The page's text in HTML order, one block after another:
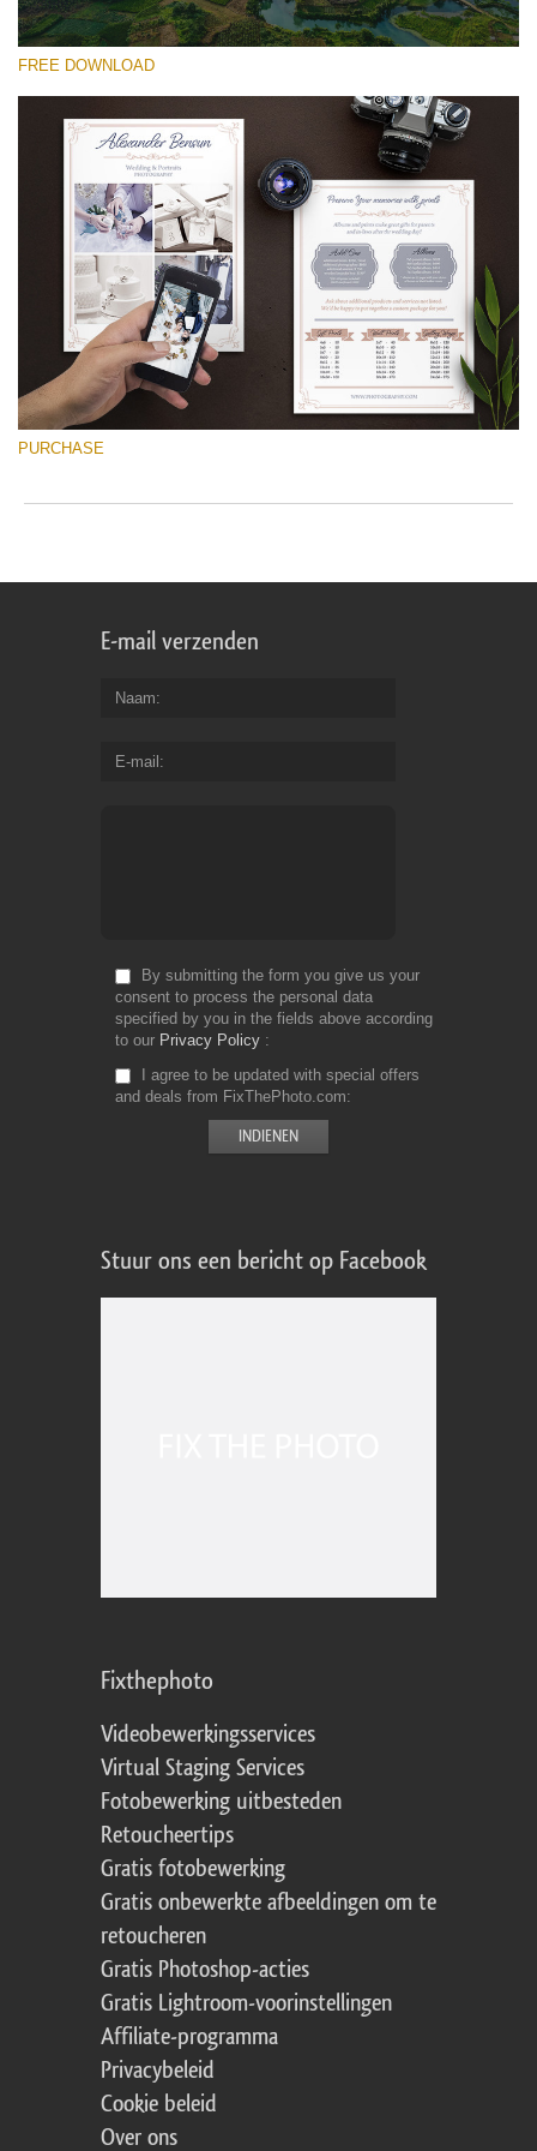
Please select
Free Font #9
Wedding Photography Templates
Free download
FREE DOWNLOAD
PURCHASE
E-mail verzenden
Naam
E-mail
By submitting the form you give us your
consent to process the personal data
specified by you in the fields above according
to our Privacy Policy
I agree to be updated with special offers
and deals from FixThePhoto.com
Stuur ons een bericht op Facebook
Fixthephoto
Videobewerkingsservices
Virtual Staging Services
Fotobewerking uitbesteden
Retoucheertips
Gratis fotobewerking
Gratis onbewerkte afbeeldingen om te
retoucheren
Gratis Photoshop-acties
Gratis Lightroom-voorinstellingen
Affiliate-programma
Privacybeleid
Cookie beleid
Over ons